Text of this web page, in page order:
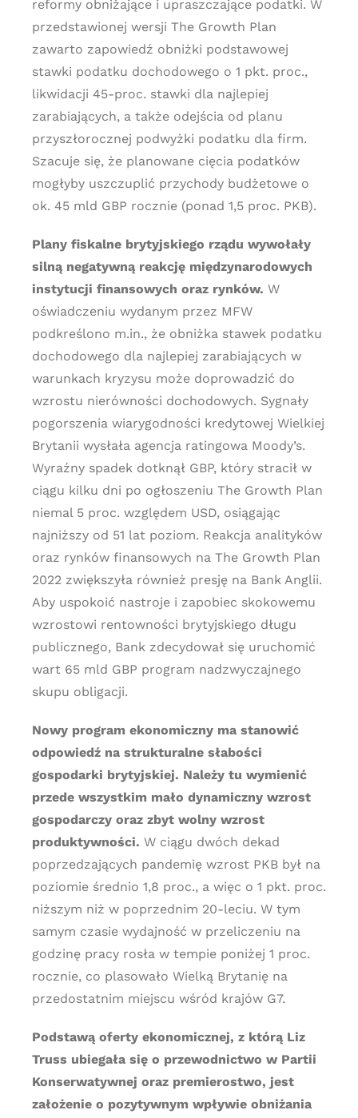
reformy obniżające i upraszczające podatki. W
przedstawionej wersji The Growth Plan
zawarto zapowiedź obniżki podstawowej
stawki podatku dochodowego o 1 pkt. proc.,
likwidacji 45-proc. stawki dla najlepiej
zarabiających, a także odejścia od planu
przyszłorocznej podwyżki podatku dla firm.
Szacuje się, że planowane cięcia podatków
mogłyby uszczuplić przychody budżetowe o
ok. 45 mld GBP rocznie (ponad 1,5 proc. PKB).
Plany fiskalne brytyjskiego rządu wywołały
silną negatywną reakcję międzynarodowych
instytucji finansowych oraz rynków. W
oświadczeniu wydanym przez MFW
podkreślono m.in., że obniżka stawek podatku
dochodowego dla najlepiej zarabiających w
warunkach kryzysu może doprowadzić do
wzrostu nierówności dochodowych. Sygnały
pogorszenia wiarygodności kredytowej Wielkiej
Brytanii wysłała agencja ratingowa Moody’s.
Wyraźny spadek dotknął GBP, który stracił w
ciągu kilku dni po ogłoszeniu The Growth Plan
niemal 5 proc. względem USD, osiągając
najniższy od 51 lat poziom. Reakcja analityków
oraz rynków finansowych na The Growth Plan
2022 zwiększyła również presję na Bank Anglii.
Aby uspokoić nastroje i zapobiec skokowemu
wzrostowi rentowności brytyjskiego długu
publicznego, Bank zdecydował się uruchomić
wart 65 mld GBP program nadzwyczajnego
skupu obligacji.
Nowy program ekonomiczny ma stanowić
odpowiedź na strukturalne słabości
gospodarki brytyjskiej. Należy tu wymienić
przede wszystkim mało dynamiczny wzrost
gospodarczy oraz zbyt wolny wzrost
produktywności. W ciągu dwóch dekad
poprzedzających pandemię wzrost PKB był na
poziomie średnio 1,8 proc., a więc o 1 pkt. proc.
niższym niż w poprzednim 20-leciu. W tym
samym czasie wydajność w przeliczeniu na
godzinę pracy rosła w tempie poniżej 1 proc.
rocznie, co plasowało Wielką Brytanię na
przedostatnim miejscu wśród krajów G7.
Podstawą oferty ekonomicznej, z którą Liz
Truss ubiegała się o przewodnictwo w Partii
Konserwatywnej oraz premierostwo, jest
założenie o pozytywnym wpływie obniżania